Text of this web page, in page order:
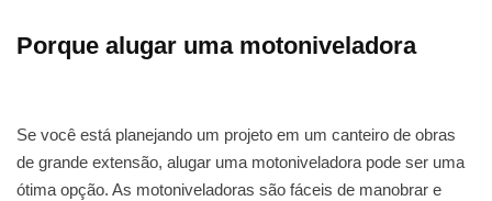
Porque alugar uma motoniveladora
Se você está planejando um projeto em um canteiro de obras
de grande extensão, alugar uma motoniveladora pode ser uma
ótima opção. As motoniveladoras são fáceis de manobrar e